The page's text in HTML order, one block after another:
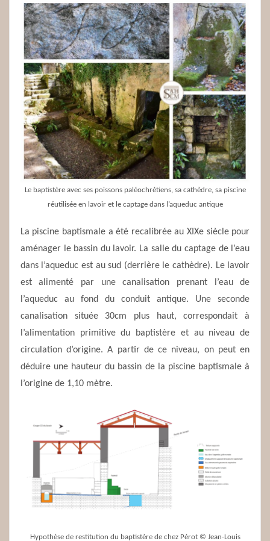
Le baptistère avec ses poissons paléochrétiens, sa cathèdre, sa piscine
réutilisée en lavoir et le captage dans l’aqueduc antique
La piscine baptismale a été recalibrée au XIXe siècle pour
aménager le bassin du lavoir. La salle du captage de l’eau
dans l’aqueduc est au sud (derrière le cathèdre). Le lavoir
est alimenté par une canalisation prenant l’eau de
l’aqueduc au fond du conduit antique. Une seconde
canalisation située 30cm plus haut, correspondait à
l’alimentation primitive du baptistère et au niveau de
circulation d’origine. A partir de ce niveau, on peut en
déduire une hauteur du bassin de la piscine baptismale à
l’origine de 1,10 mètre.
Hypothèse de restitution du baptistère de chez Pérot © Jean-Louis